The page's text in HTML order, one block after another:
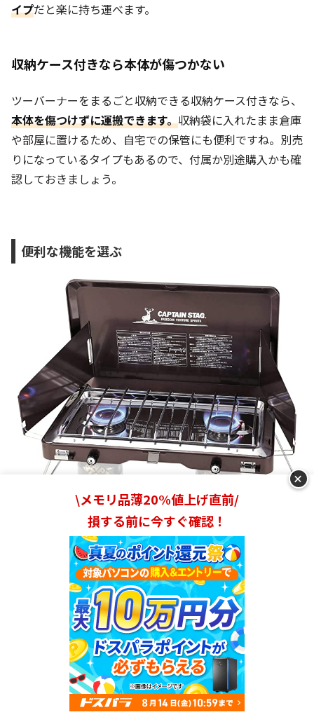
ランキングを見る
イプだと楽に持ち運べます。
収納ケース付きなら本体が傷つかない
ツーバーナーをまるごと収納できる収納ケース付きなら、
本体を傷つけずに運搬できます。収納袋に入れたまま倉庫
や部屋に置けるため、自宅での保管にも便利ですね。 別売
りになっているタイプもあるので、付属か別途購入かも確
認しておきましょう。
便利な機能を選ぶ
出典：rakuten.co.jp
ツーバーナーに搭載していると便利な機能を紹介します。
燃料を取り付けしやすいモデル
ツーバーナーは、燃料を取り付けやすい製品がおすすめで
ツーバーナー本体を裏返したり、五徳を外して燃料を
+
\メモリ品薄20%値上げ直前/
損する前に今すぐ確認！